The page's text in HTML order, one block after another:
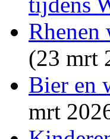
(23 mrt
Bier en
mrt